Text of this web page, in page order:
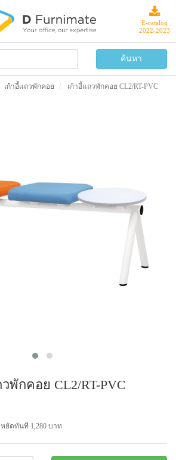
E-catalog
2022-2023
เก้าอี้แถวพักคอย เก้าอี้แถวพักคอย CL2/RT-PVC
พักคอย CL2/RT-PVC
ยัดทันที 1,280 บาท